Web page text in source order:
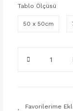
Tablo Ölçüsü
50 x 50cm